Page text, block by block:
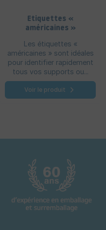
Etiquettes «
américaines »
Les étiquettes «
américaines » sont idéales
pour identifier rapidement
tous vos supports ou...
Voir le produit